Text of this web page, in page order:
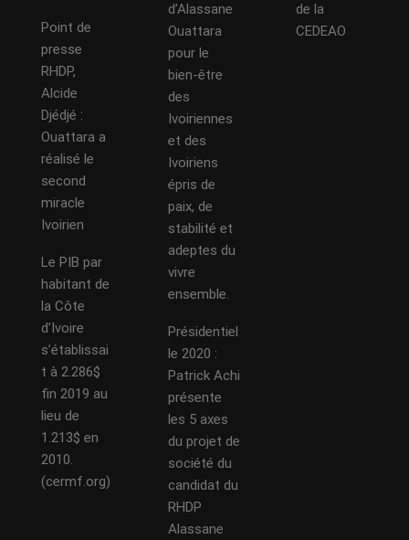
Point de
presse
RHDP,
Alcide
Djédjé :
Ouattara a
réalisé le
second
miracle
Ivoirien
Le PIB par
habitant de
la Côte
d’Ivoire
s’établissai
t à 2.286$
fin 2019 au
lieu de
1.213$ en
2010.
(cermf.org)
d’Alassane
Ouattara
pour le
bien-être
des
Ivoiriennes
et des
Ivoiriens
épris de
paix, de
stabilité et
adeptes du
vivre
ensemble.
Présidentiel
le 2020 :
Patrick Achi
présente
les 5 axes
du projet de
société du
candidat du
RHDP
Alassane
de la
CEDEAO